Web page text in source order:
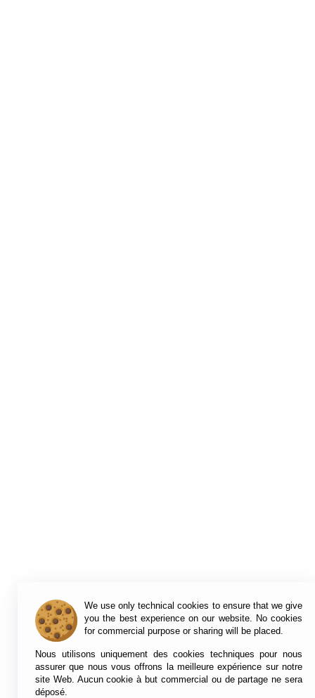
We use only technical cookies to ensure that we give
you the best experience on our website. No cookies
for commercial purpose or sharing will be placed.
Nous utilisons uniquement des cookies techniques pour nous
assurer que nous vous offrons la meilleure expérience sur notre
site Web. Aucun cookie à but commercial ou de partage ne sera
déposé.